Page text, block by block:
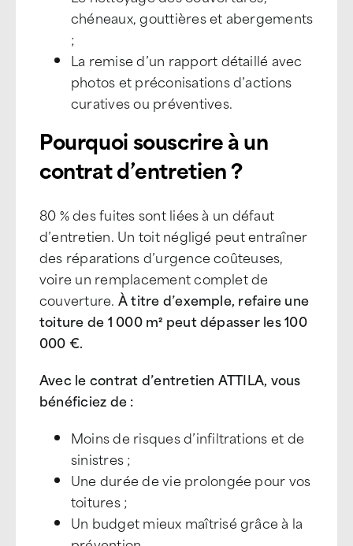
chéneaux, gouttières et abergements
;
La remise d’un rapport détaillé avec
photos et préconisations d’actions
curatives ou préventives.
Pourquoi souscrire à un
contrat d’entretien ?
80 % des fuites sont liées à un défaut
d’entretien. Un toit négligé peut entraîner
des réparations d’urgence coûteuses,
voire un remplacement complet de
couverture. À titre d’exemple, refaire une
toiture de 1 000 m² peut dépasser les 100
000 €.
Avec le contrat d’entretien ATTILA, vous
bénéficiez de :
Moins de risques d’infiltrations et de
sinistres ;
Une durée de vie prolongée pour vos
toitures ;
Un budget mieux maîtrisé grâce à la